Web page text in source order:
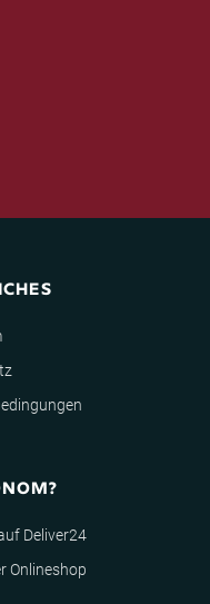
Deliver24
Onlineshop